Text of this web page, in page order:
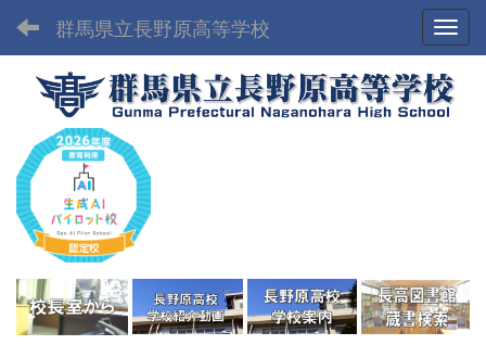
群馬県立長野原高等学校